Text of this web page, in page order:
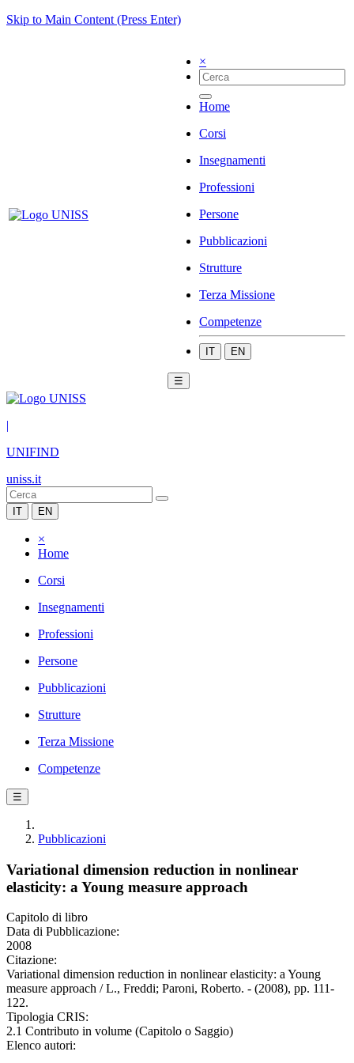
Skip to Main Content (Press Enter)
×
Home
Corsi
Insegnamenti
Professioni
Persone
Pubblicazioni
Strutture
Terza Missione
Competenze
IT EN
☰
|
UNIFIND
uniss.it
IT EN
×
Home
Corsi
Insegnamenti
Professioni
Persone
Pubblicazioni
Strutture
Terza Missione
Competenze
☰
Pubblicazioni
Variational dimension reduction in nonlinear
elasticity: a Young measure approach
Capitolo di libro
Data di Pubblicazione:
2008
Citazione:
Variational dimension reduction in nonlinear elasticity: a Young
measure approach / L., Freddi; Paroni, Roberto. - (2008), pp. 111-
122.
Tipologia CRIS:
2.1 Contributo in volume (Capitolo o Saggio)
Elenco autori: